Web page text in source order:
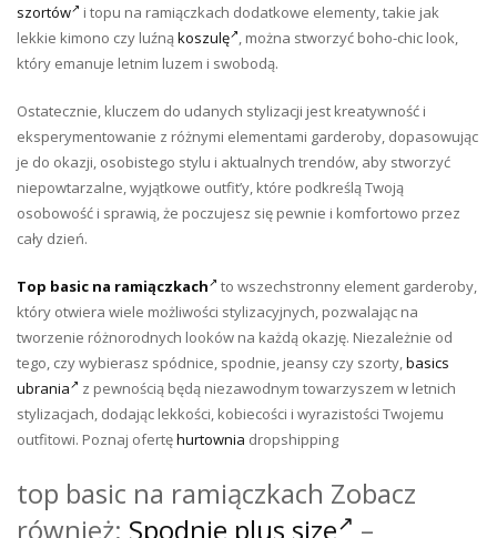
szortów
i topu na ramiączkach dodatkowe elementy, takie jak
lekkie kimono czy luźnąkoszulę , można stworzyć boho-chic look,
który emanuje letnim luzem i swobodą.
Ostatecznie, kluczem do udanych stylizacji jest kreatywność i
eksperymentowanie z różnymi elementami garderoby, dopasowując
je do okazji, osobistego stylu i aktualnych trendów, aby stworzyć
niepowtarzalne, wyjątkowe outfit’y, które podkreślą Twoją
osobowość i sprawią, że poczujesz się pewnie i komfortowo przez
cały dzień.
Top basic na ramiączkach
to wszechstronny element garderoby,
który otwiera wiele możliwości stylizacyjnych, pozwalając na
tworzenie różnorodnych looków na każdą okazję. Niezależnie od
tego, czy wybierasz spódnice, spodnie, jeansy czy szorty,basics
ubrania
z pewnością będą niezawodnym towarzyszem w letnich
stylizacjach, dodając lekkości, kobiecości i wyrazistości Twojemu
outfitowi. Poznaj ofertęhurtownia dropshipping
top basic na ramiączkach Zobacz
również: Spodnie plus size –